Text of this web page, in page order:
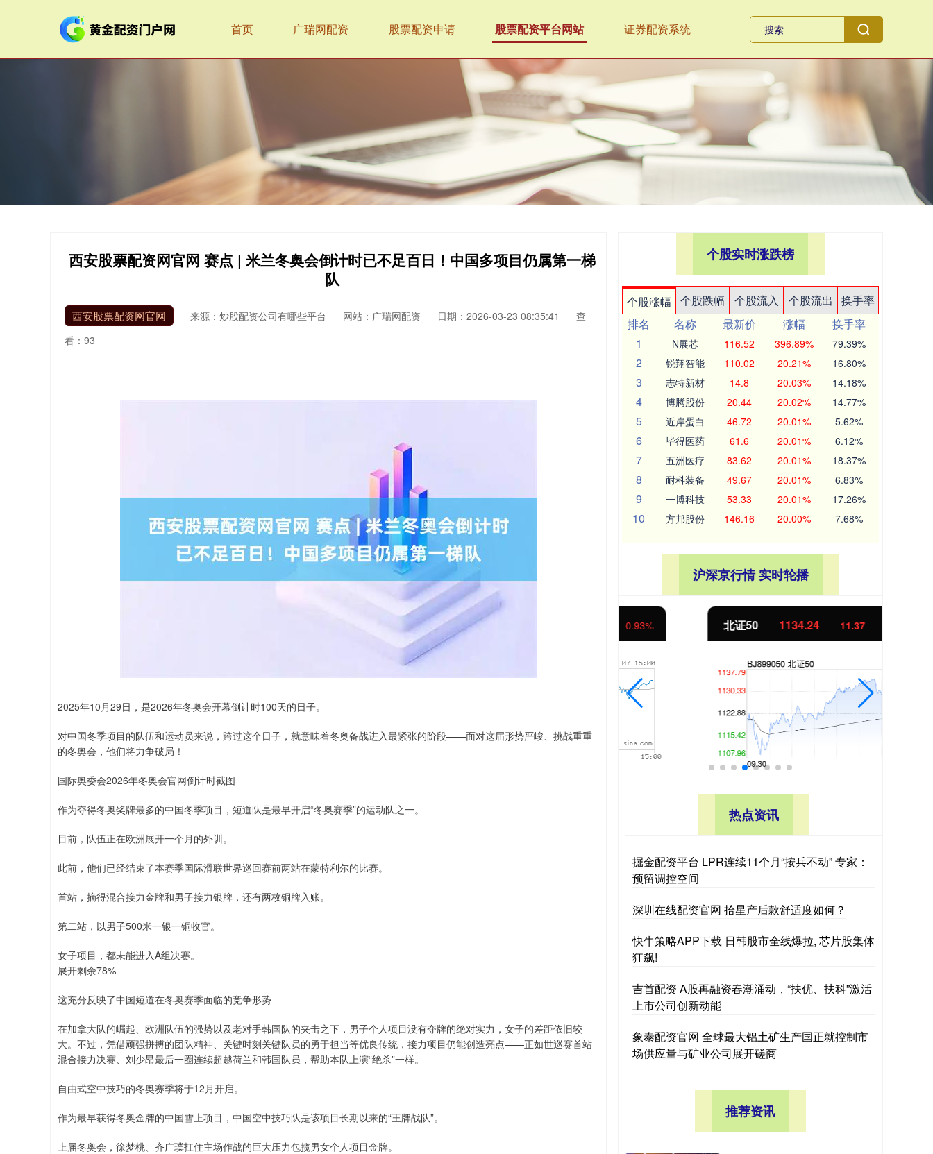
首页 广瑞网配资 股票配资申请 股票配资平台网站 证券配资系统
西安股票配资网官网 赛点 | 米兰冬奥会倒计时已不足百日！中国多项目仍属第一梯
队
西安股票配资网官网 来源：炒股配资公司有哪些平台 网站：广瑞网配资 日期：2026-03-23 08:35:41
查
看：93
2025年10月29日，是2026年冬奥会开幕倒计时100天的日子。
对中国冬季项目的队伍和运动员来说，跨过这个日子，就意味着冬奥备战进入最紧张的阶段——面对这届形势严峻、挑战重重
的冬奥会，他们将力争破局！
国际奥委会2026年冬奥会官网倒计时截图
作为夺得冬奥奖牌最多的中国冬季项目，短道队是最早开启“冬奥赛季”的运动队之一。
目前，队伍正在欧洲展开一个月的外训。
此前，他们已经结束了本赛季国际滑联世界巡回赛前两站在蒙特利尔的比赛。
首站，摘得混合接力金牌和男子接力银牌，还有两枚铜牌入账。
第二站，以男子500米一银一铜收官。
女子项目，都未能进入A组决赛。
展开剩余78%
这充分反映了中国短道在冬奥赛季面临的竞争形势——
在加拿大队的崛起、欧洲队伍的强势以及老对手韩国队的夹击之下，男子个人项目没有夺牌的绝对实力，女子的差距依旧较
大。不过，凭借顽强拼搏的团队精神、关键时刻关键队员的勇于担当等优良传统，接力项目仍能创造亮点——正如世巡赛首站
混合接力决赛、刘少昂最后一圈连续超越荷兰和韩国队员，帮助本队上演“绝杀”一样。
自由式空中技巧的冬奥赛季将于12月开启。
作为最早获得冬奥金牌的中国雪上项目，中国空中技巧队是该项目长期以来的“王牌战队”。
上届冬奥会，徐梦桃、齐广璞扛住主场作战的巨大压力包揽男女个人项目金牌。
个股实时涨跌榜
个股涨幅 个股跌幅 个股流入 个股流出
换手率
排名
名称 最新价 涨幅
换手率
1
N展芯 116.52 396.89% 79.39%
2 锐翔智能 110.02 20.21% 16.80%
3 志特新材 14.8 20.03% 14.18%
4 博腾股份 20.44 20.02% 14.77%
5 近岸蛋白 46.72 20.01% 5.62%
6 毕得医药 61.6 20.01% 6.12%
7 五洲医疗 83.62 20.01% 18.37%
8 耐科装备 49.67 20.01% 6.83%
9 一博科技 53.33 20.01% 17.26%
10 方邦股份 146.16 20.00% 7.68%
沪深京行情 实时轮播
沪深300 4694.44 1134.24 11.37 1.01%
热点资讯
掘金配资平台 LPR连续11个月“按兵不动” 专家：
预留调控空间
深圳在线配资官网 拾星产后款舒适度如何？
快牛策略APP下载 日韩股市全线爆拉, 芯片股集体
狂飙!
吉首配资 A股再融资春潮涌动，“扶优、扶科”激活
上市公司创新动能
象泰配资官网 全球最大铝土矿生产国正就控制市
场供应量与矿业公司展开磋商
推荐资讯